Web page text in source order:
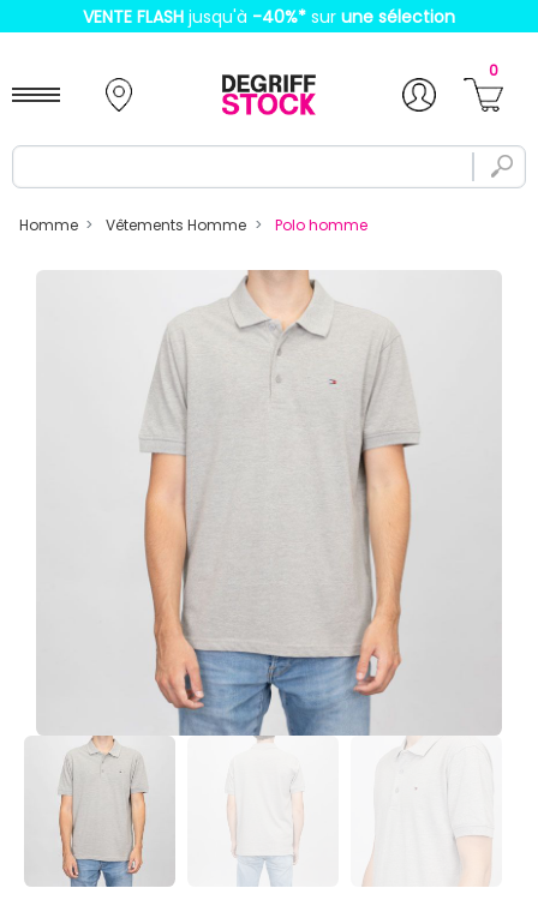
VENTE FLASH jusqu'à -40%* sur une sélection
0
Homme Vêtements Homme Polo homme